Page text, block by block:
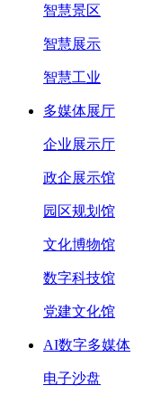
智慧景区
智慧展示
智慧工业
多媒体展厅
企业展示厅
政企展示馆
园区规划馆
文化博物馆
数字科技馆
党建文化馆
AI数字多媒体
电子沙盘